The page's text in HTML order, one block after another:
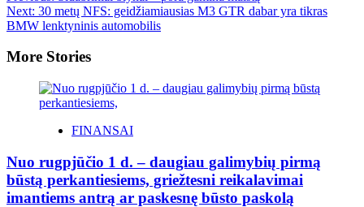
Next: 30 metų NFS: geidžiamiausias M3 GTR dabar yra tikras
BMW lenktyninis automobilis
More Stories
FINANSAI
Nuo rugpjūčio 1 d. – daugiau galimybių pirmą
būstą perkantiesiems, griežtesni reikalavimai
imantiems antrą ar paskesnę būsto paskolą